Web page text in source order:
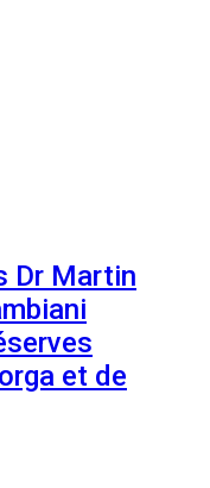
Dr Martin
et de